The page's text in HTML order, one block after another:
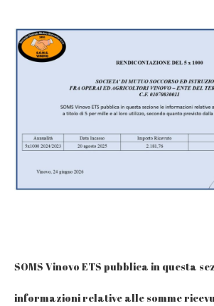
SOMS Vinovo ETS pubblica in questa
informazioni relative alle somme